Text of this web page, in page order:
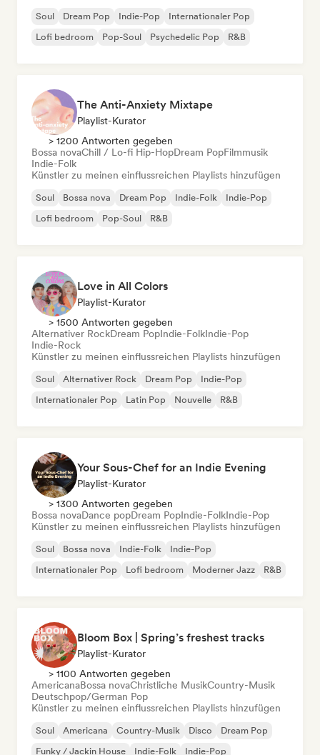
Soul Dream Pop Indie-Pop
Internationaler Pop
Lofi bedroom
Pop-Soul Psychedelic Pop R&B
The Anti-Anxiety Mixtape
Playlist-Kurator
> 1200 Antworten gegeben
Bossa novaChill / Lo-fi Hip-HopDream PopFilmmusik
Indie-Folk
Künstler zu meinen einflussreichen Playlists hinzufügen
Soul Bossa nova Dream Pop Indie-Folk
Indie-Pop
Lofi bedroom
Pop-Soul R&B
Love in All Colors
Playlist-Kurator
> 1500 Antworten gegeben
Alternativer RockDream PopIndie-FolkIndie-Pop
Indie-Rock
Künstler zu meinen einflussreichen Playlists hinzufügen
Soul Alternativer Rock Dream Pop
Indie-Pop
Internationaler Pop
Latin Pop Nouvelle R&B
Your Sous-Chef for an Indie Evening
Playlist-Kurator
> 1300 Antworten gegeben
Bossa novaDance popDream PopIndie-FolkIndie-Pop
Künstler zu meinen einflussreichen Playlists hinzufügen
Soul Bossa nova Indie-Folk
Indie-Pop
Internationaler Pop
Lofi bedroom Moderner Jazz R&B
Bloom Box | Spring’s freshest tracks
Playlist-Kurator
> 1100 Antworten gegeben
AmericanaBossa novaChristliche MusikCountry-Musik
Deutschpop/German Pop
Künstler zu meinen einflussreichen Playlists hinzufügen
Soul Americana Country-Musik Disco
Dream Pop
Funky / Jackin House
Indie-Folk Indie-Pop